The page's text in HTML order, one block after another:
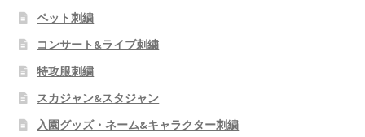
ペット刺繍
コンサート&ライブ刺繍
特攻服刺繍
スカジャン&スタジャン
入園グッズ・ネーム&キャラクター刺繍